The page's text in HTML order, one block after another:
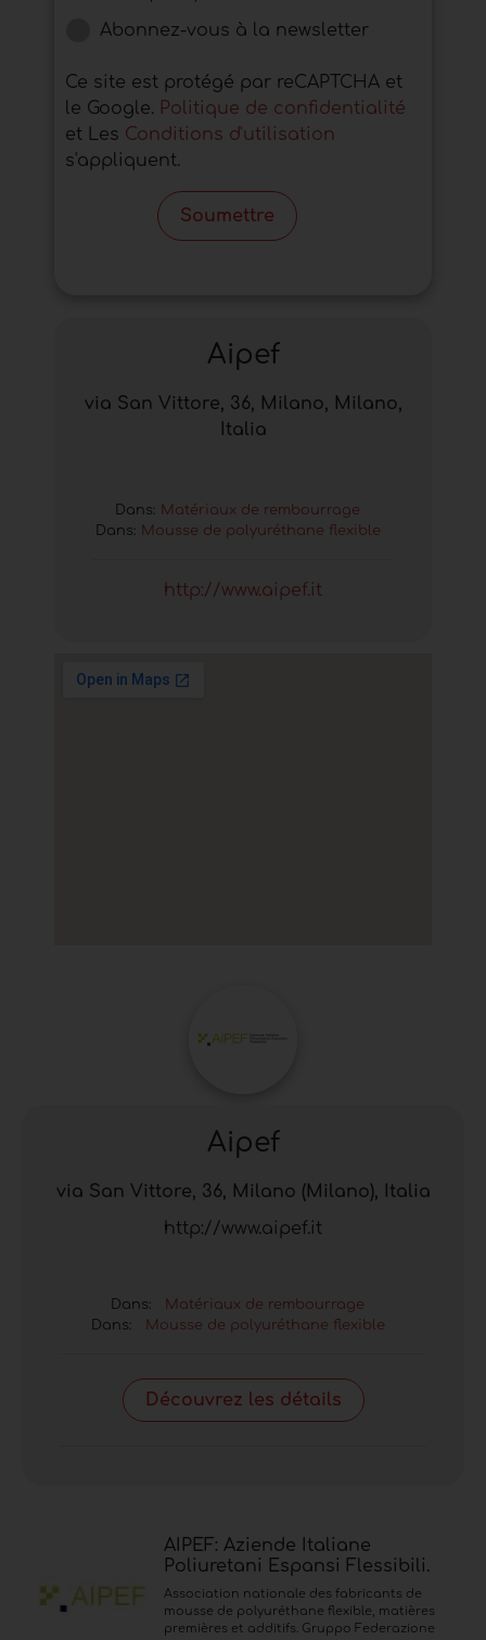
Abonnez-vous à la newsletter
Ce site est protégé par reCAPTCHA et
le Google. Politique de confidentialité
et Les Conditions d'utilisation
s'appliquent.
Soumettre
Aipef
via San Vittore, 36, Milano, Milano,
Italia
Dans: Matériaux de rembourrage
Dans: Mousse de polyuréthane flexible
http://www.aipef.it
Aipef
via San Vittore, 36, Milano (Milano), Italia
http://www.aipef.it
Dans:
Matériaux de rembourrage
Dans:
Mousse de polyuréthane flexible
Découvrez les détails
AIPEF: Aziende Italiane
Poliuretani Espansi Flessibili.
Association nationale des fabricants de
mousse de polyuréthane flexible, matières
premières et additifs. Gruppo Federazione